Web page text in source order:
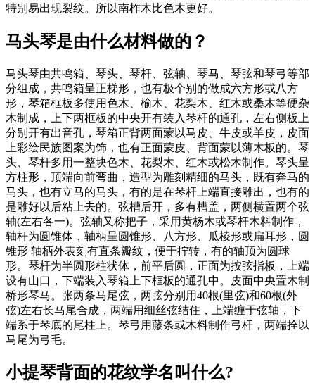
特别易出现裂纹。所以南柞木比色木更好。
马头琴是由什么材料做的？
马头琴由共鸣箱、琴头、琴杆、弦轴、琴马、琴弦和琴弓等部
分组成，共鸣箱呈正梯形，也有极个别的做成六方形或八方
形，琴箱框板多使用色木、榆木、花梨木、红木或桑木等硬杂
木制成，上下两框板的中央开有装入琴杆的通孔，左右侧板上
分别开有出音孔，琴箱正背两面蒙以马皮、牛皮或羊皮，皮面
上彩绘民族图案为饰，也有正面蒙皮、背面蒙以薄木板的。琴
头、琴杆多用一整块色木、花梨木、红木或松木制作。琴头呈
方柱形，顶端向前弯曲，造型为雕刻精细的马头，既有奔马的
马头，也有立马的马头，有的是在琴杆上端直接雕出，也有的
是雕好以后粘上去的。弦槽后开，多有槽盖，两侧横置两个弦
轴(左右各一)。弦轴又称把子，采用黄杨木或琴杆木料制作，
轴杆为圆锥体，轴柄呈圆锥形、八方形、瓜棱形或扁耳形，圆
锥形 轴柄外表刻有直条瓣纹，便于拧转，有的轴顶为圆球
形。琴杆为半圆形柱状体，前平后圆，正面为按弦指板，上端
设有山口，下端装入琴箱上下框板的通孔中。皮面中央置木制
桥形琴马。张两条马尾弦，两弦分别用40根(里弦)和60根(外
弦)左右长马尾合成，两端用细丝弦结住，上端缠于弦轴，下
端系于琴底的尾柱上。琴弓用藤条或木料制作弓杆，两端拴以
马尾为弓毛。
小提琴背面的花纹学名叫什么?